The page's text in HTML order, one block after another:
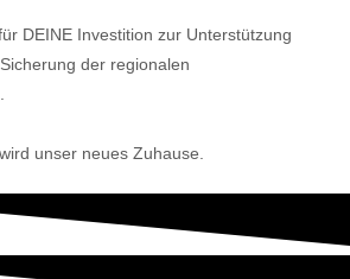
DEINE Investition zur Unterstützung
der regionalen
unser neues Zuhause.